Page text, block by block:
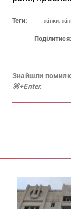
Теги: жінки,
Поділитися:
Знайшли
⌘+Enter.